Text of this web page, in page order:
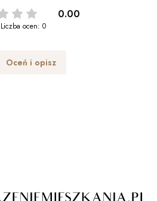
0.00
Liczba ocen: 0
Oceń i opisz